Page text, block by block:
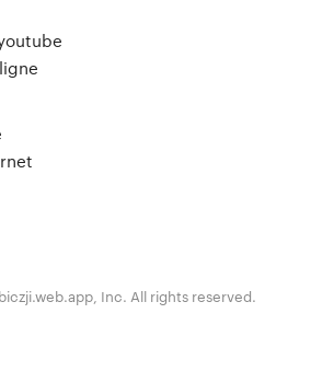
Inc. All rights reserved.